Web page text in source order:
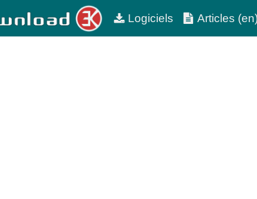
Logiciels Articles